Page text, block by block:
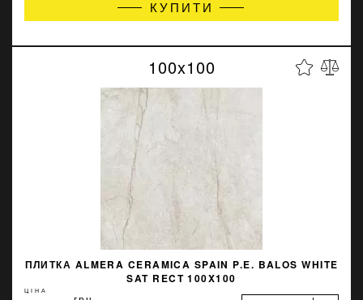
КУПИТИ
100x100
ПЛИТКА ALMERA CERAMICA SPAIN P.E. BALOS WHITE
SAT RECT 100X100
ЦІНА